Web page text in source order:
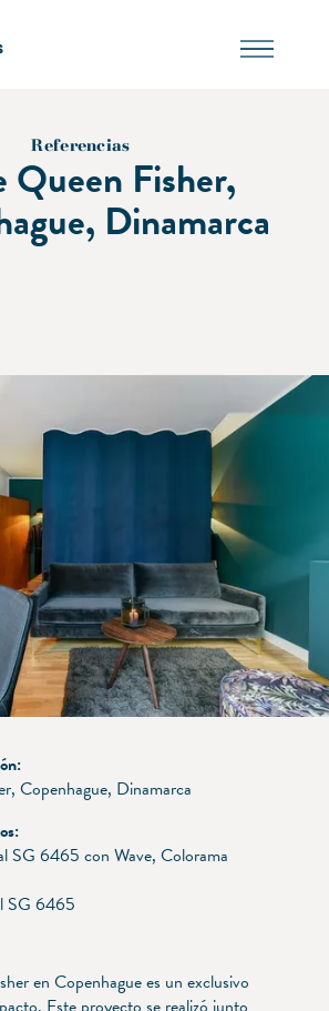
Referencias
Queen Fisher,
Dinamarca
Copenhague, Dinamarca
SG 6465 con Wave, Colorama
SG 6465
en Copenhague es un exclusivo